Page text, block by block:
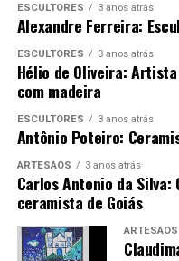
ESCULTORES 3 anos atrás
Alexandre Ferreira:
ESCULTORES 3 anos atrás
Hélio de Oliveira:
com madeira
ESCULTORES 3 anos atrás
Antônio Poteiro:
ARTESÃOS 3 anos atrás
Carlos Antonio da Silva:
ceramista de Goiás
ARTESÃOS